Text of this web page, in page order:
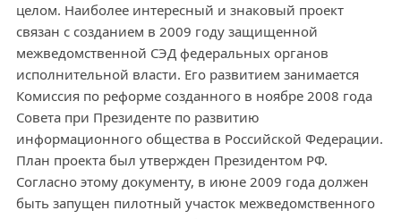
целом. Наиболее интересный и знаковый проект
связан с созданием в 2009 году защищенной
межведомственной СЭД федеральных органов
исполнительной власти. Его развитием занимается
Комиссия по реформе созданного в ноябре 2008 года
Совета при Президенте по развитию
информационного общества в Российской Федерации.
План проекта был утвержден Президентом РФ.
Согласно этому документу, в июне 2009 года должен
быть запущен пилотный участок межведомственного